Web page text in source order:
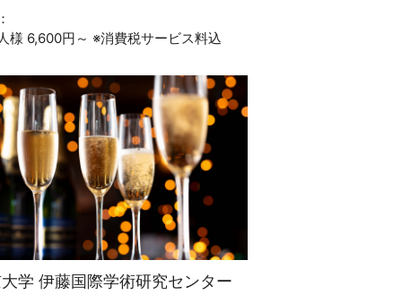
様 6,600円～ ※消費税サービス料込
学 伊藤国際学術研究センター